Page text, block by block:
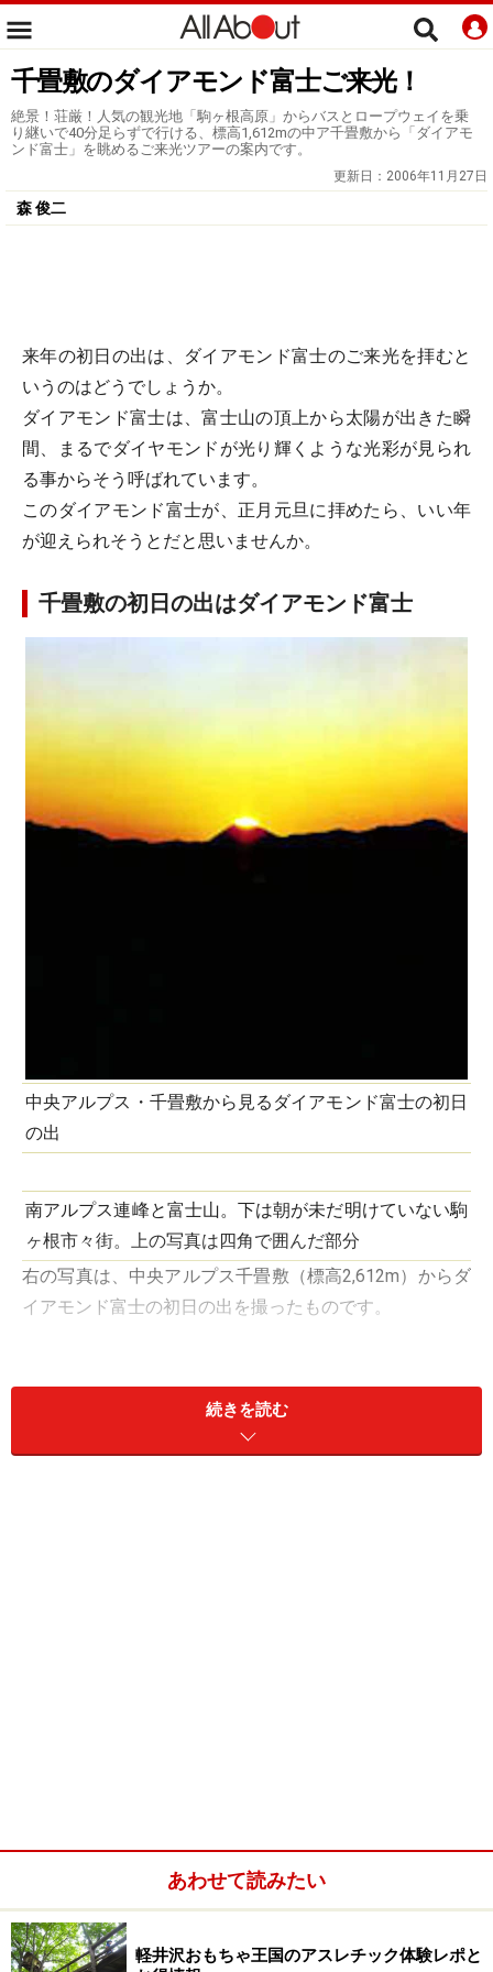
千畳敷のダイアモンド富士ご来光！
絶景！荘厳！人気の観光地「駒ヶ根高原」からバスとロープウェイを乗
り継いで40分足らずで行ける、標高1,612mの中ア千畳敷から「ダイアモ
ンド富士」を眺めるご来光ツアーの案内です。
更新日： 2006年11月27日
森 俊二
来年の初日の出は、ダイアモンド富士のご来光を拝むと
いうのはどうでしょうか。
ダイアモンド富士は、富士山の頂上から太陽が出きた瞬
間、まるでダイヤモンドが光り輝くような光彩が見られ
る事からそう呼ばれています。
このダイアモンド富士が、正月元旦に拝めたら、いい年
が迎えられそうとだと思いませんか。
千畳敷の初日の出はダイアモンド富士
中央アルプス・千畳敷から見るダイアモンド富士の初日
の出
南アルプス連峰と富士山。下は朝が未だ明けていない駒
ヶ根市々街。上の写真は四角で囲んだ部分
右の写真は、中央アルプス千畳敷（標高2,612m）からダ
イアモンド富士の初日の出を撮ったものです。
くにできた半円形の窪地（圏谷）につけられた名前で、
標高2,612mの場所にあります。
度中央にお鉢を被せたような形で見られます。初日の出
が、この富士山の頂上から出てくるのです。
続きを読む
あわせて読みたい
軽井沢おもちゃ王国のアスレチック体験レポと